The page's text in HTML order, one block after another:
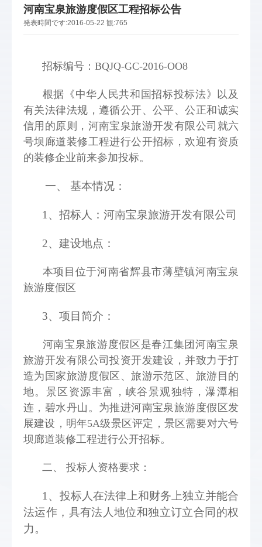
河南宝泉旅游度假区工程招标公告
発表時間です:2016-05-22 観:765
招标编号：BQJQ-GC-2016-OO8
根据《中华人民共和国招标投标法》以及
有关法律法规，遵循公开、公平、公正和诚实
信用的原则，河南宝泉旅游开发有限公司就六
号坝廊道装修工程进行公开招标，欢迎有资质
的装修企业前来参加投标。
一、 基本情况：
1、招标人：河南宝泉旅游开发有限公司
2、建设地点：
本项目位于河南省辉县市薄壁镇河南宝泉
旅游度假区
3、项目简介：
河南宝泉旅游度假区是春江集团河南宝泉
旅游开发有限公司投资开发建设，并致力于打
造为国家旅游度假区、旅游示范区、旅游目的
地。景区资源丰富，峡谷景观独特，瀑潭相
连，碧水丹山。为推进河南宝泉旅游度假区发
展建设，明年5A级景区评定，景区需要对六号
坝廊道装修工程进行公开招标。
二、 投标人资格要求：
1、投标人在法律上和财务上独立并能合
法运作，具有法人地位和独立订立合同的权
力。